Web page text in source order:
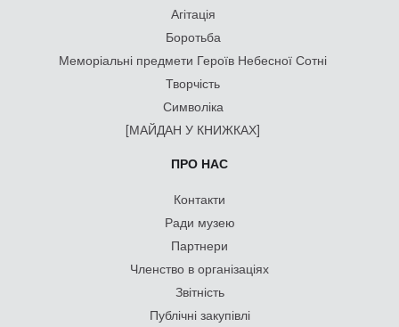
Агітація
Боротьба
Меморіальні предмети Героїв Небесної Сотні
Творчість
Символіка
[МАЙДАН У КНИЖКАХ]
ПРО НАС
Контакти
Ради музею
Партнери
Членство в організаціях
Звітність
Публічні закупівлі